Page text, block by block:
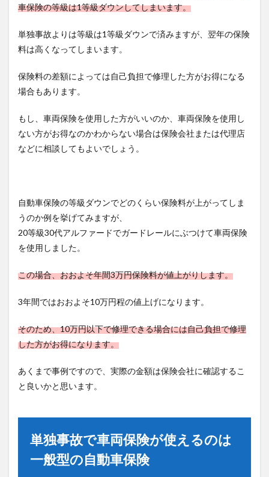
車保険の等級は1等級ダウンしてしまいます。
単独事故よりは等級は1等級ダウンで済みますが、翌年の保険
料は高くなってしまいます。
保険料の差額によっては自己負担で修理した方がお得になる
場合もあります。
もし、車両保険を使用した方がいいのか、車両保険を使用し
ない方がお得なのかわからない場合は保険会社または代理店
などに相談してもよいでしょう。
自動車保険の等級ダウンでどのくらい保険料が上がってしま
うのか例を挙げてみますが、
20等級30代アルファードでガードレールにぶつけて車両保険
を使用しました。
この場合、おおよそ年間3万円保険料が値上がりします。
3年間ではおおよそ10万円程の値上げになります。
そのため、10万円以下で修理できる場合には自己負担で修理
した方がお得になります。
あくまで事例ですので、実際の金額は保険会社に確認するこ
と良いかと思います。
単独事故で車両保険が使えるのは
一般型の自動車保険